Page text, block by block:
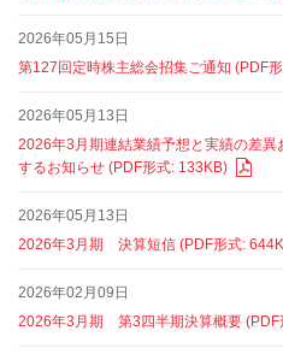
2026年05月15日
第127回定時株主総会招集ご通知 (PDF
2026年05月13日
2026年3月期連結業績予想と実績の差
するお知らせ (PDF形式: 133KB)
2026年05月13日
2026年3月期 決算短信 (PDF形式:
2026年02月09日
2026年3月期 第3四半期決算概要 (PDF